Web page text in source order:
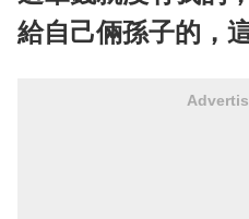
給自己倆孫子的，